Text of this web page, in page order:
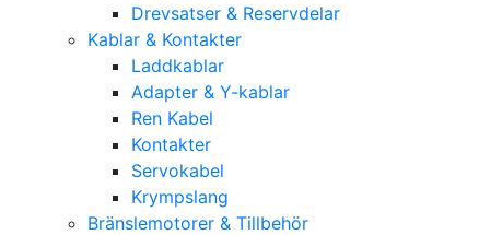
Drevsatser & Reservdelar
Kablar & Kontakter
Laddkablar
Adapter & Y-kablar
Ren Kabel
Kontakter
Servokabel
Krympslang
Bränslemotorer & Tillbehör